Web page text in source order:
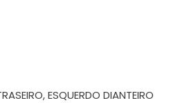
ESQUERDO DIANTEIRO